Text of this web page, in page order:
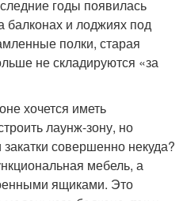
годы появилась
балконах и лоджиях под
полки, старая
не складируются «за
хочется иметь
лаунж-зону, но
совершенно некуда?
мебель, а
ящиками. Это